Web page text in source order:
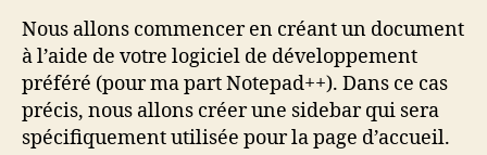
Nous allons commencer en créant un document
à l’aide de votre logiciel de développement
préféré (pour ma part Notepad++). Dans ce cas
précis, nous allons créer une sidebar qui sera
spécifiquement utilisée pour la page d’accueil.